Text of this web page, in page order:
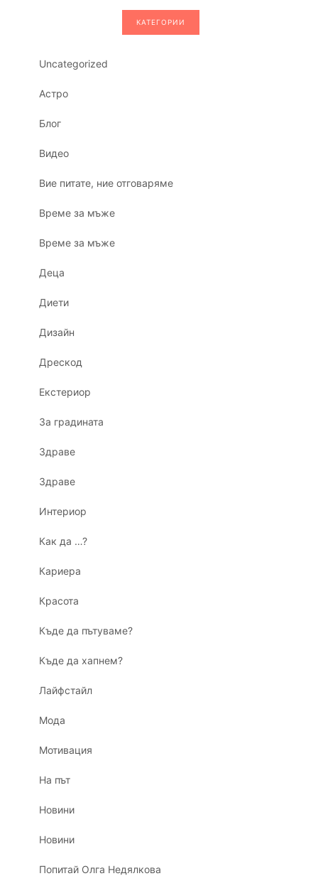
КАТЕГОРИИ
Uncategorized
Астро
Блог
Видео
Вие питате, ние отговаряме
Време за мъже
Време за мъже
Деца
Диети
Дизайн
Дрескод
Екстериор
За градината
Здраве
Здраве
Интериор
Как да …?
Кариера
Красота
Къде да пътуваме?
Къде да хапнем?
Лайфстайл
Мода
Мотивация
На път
Новини
Новини
Попитай Олга Недялкова